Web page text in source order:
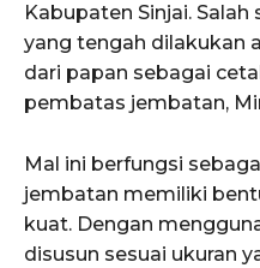
Kabupaten Sinjai.
yang tengah dilakukan
dari papan sebagai
pembatas jembatan,
Mal ini berfungsi
jembatan memiliki
kuat. Dengan
disusun sesuai ukuran